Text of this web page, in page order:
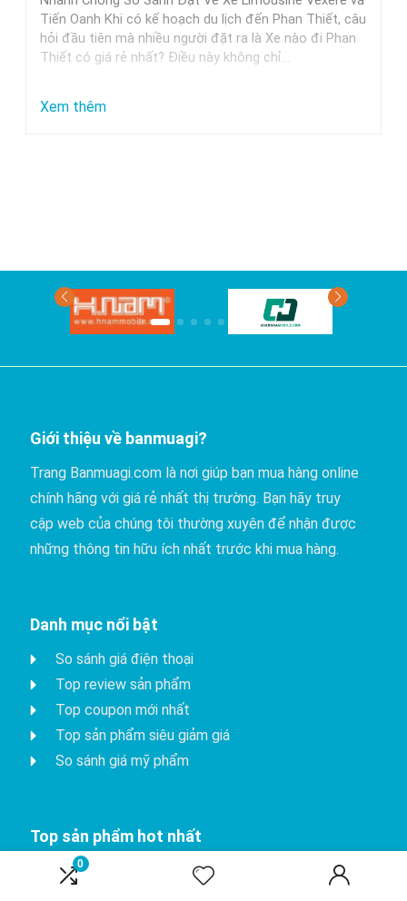
0
tiếng
khi
di
Tiến Oanh Khi có kế hoạch du lịch đến Phan Thiết, câu
hỏi đầu tiên mà nhiều người đặt ra là Xe nào đi Phan
Thiết có giá rẻ nhất? Điều này không chỉ…
Xem thêm:
rẻ
nhất?
Giới thiệu về banmuagi?
Trang Banmuagi.com là nơi giúp bạn mua hàng online
chính hãng với giá rẻ nhất thị trường. Bạn hãy truy
cập web của chúng tôi thường xuyên để nhận được
những thông tin hữu ích nhất trước khi mua hàng.
Danh mục nổi bật
So sánh giá điện thoại
Top review sản phẩm
Top coupon mới nhất
Top sản phẩm siêu giảm giá
So sánh giá mỹ phẩm
Top sản phẩm hot nhất
iPhone 15 Pro